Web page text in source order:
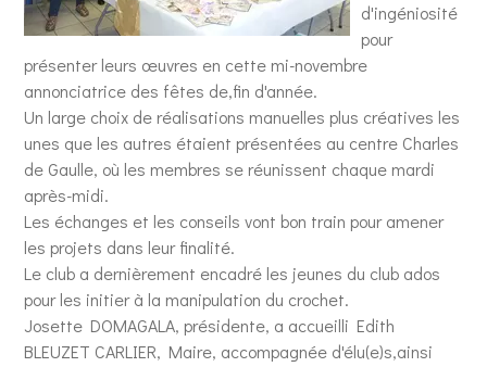
d'ingéniosité
pour
présenter leurs œuvres en cette mi-novembre
annonciatrice des fêtes de,fin d'année.
Un large choix de réalisations manuelles plus créatives les
unes que les autres étaient présentées au centre Charles
de Gaulle, où les membres se réunissent chaque mardi
après-midi.
Les échanges et les conseils vont bon train pour amener
les projets dans leur finalité.
Le club a dernièrement encadré les jeunes du club ados
pour les initier à la manipulation du crochet.
Josette DOMAGALA, présidente, a accueilli Edith
BLEUZET CARLIER, Maire, accompagnée d'élu(e)s,ainsi